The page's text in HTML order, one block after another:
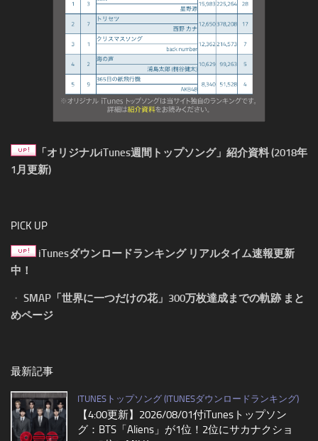
「オリジナルiTunes週間トップソング」紹介資料 (2018年
1月更新)
PICK UP
iTunesダウンロードランキング リアルタイム速報更新
中！
・ SMAP「世界に一つだけの花」300万枚達成までの軌跡 まと
めページ
最新記事
ITUNESトップソング (ITUNESダウンロードランキング)
【4:00更新】2026/08/01付iTunesトップソン
グ：BTS「Aliens」が1位！2位にサカナクショ